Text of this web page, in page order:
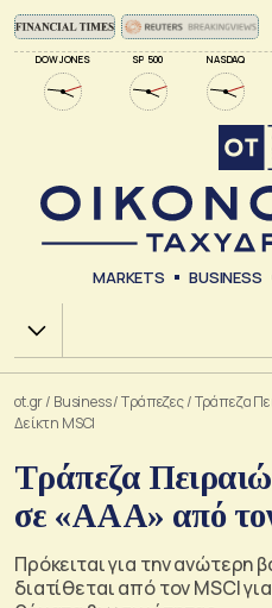
DOW JONES SP 500 NASDAQ
MARKETS BUSINESS
Χ.Α.
ot.gr/ Business/Τράπεζες/Τράπεζα
Δείκτη MSCI
Τράπεζα
σε «ΑΑΑ» από
Πρόκειται για την ανώτερη
διατίθεται από τον MSCI